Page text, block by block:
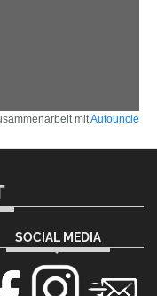
mitAutouncle
SOCIAL MEDIA